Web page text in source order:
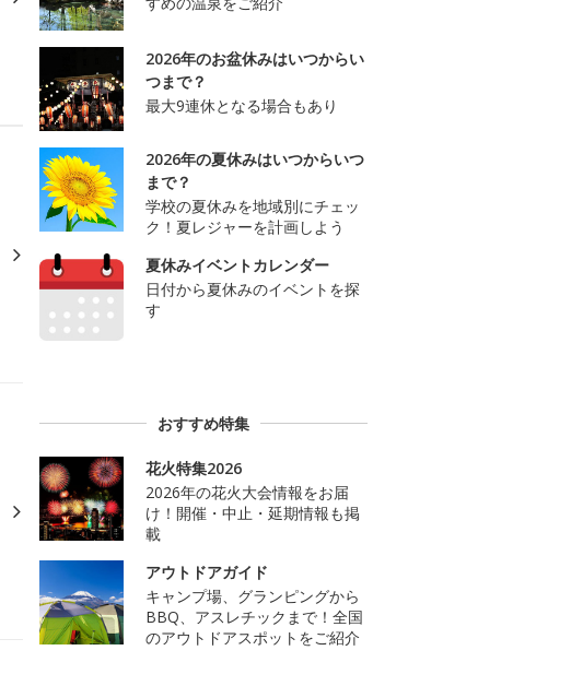
2026年のお盆休みはいつからい
つまで？
最大9連休となる場合もあり
2026年の夏休みはいつからいつ
まで？
学校の夏休みを地域別にチェッ
ク！夏レジャーを計画しよう
夏休みイベントカレンダー
日付から夏休みのイベントを探
す
おすすめ特集
花火特集2026
2026年の花火大会情報をお届
け！開催・中止・延期情報も掲
載
アウトドアガイド
キャンプ場、グランピングから
BBQ、アスレチックまで！全国
のアウトドアスポットをご紹介